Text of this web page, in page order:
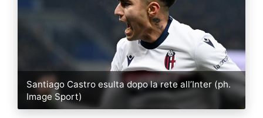
Santiago Castro esulta dopo la rete all’Inter (ph.
Image Sport)